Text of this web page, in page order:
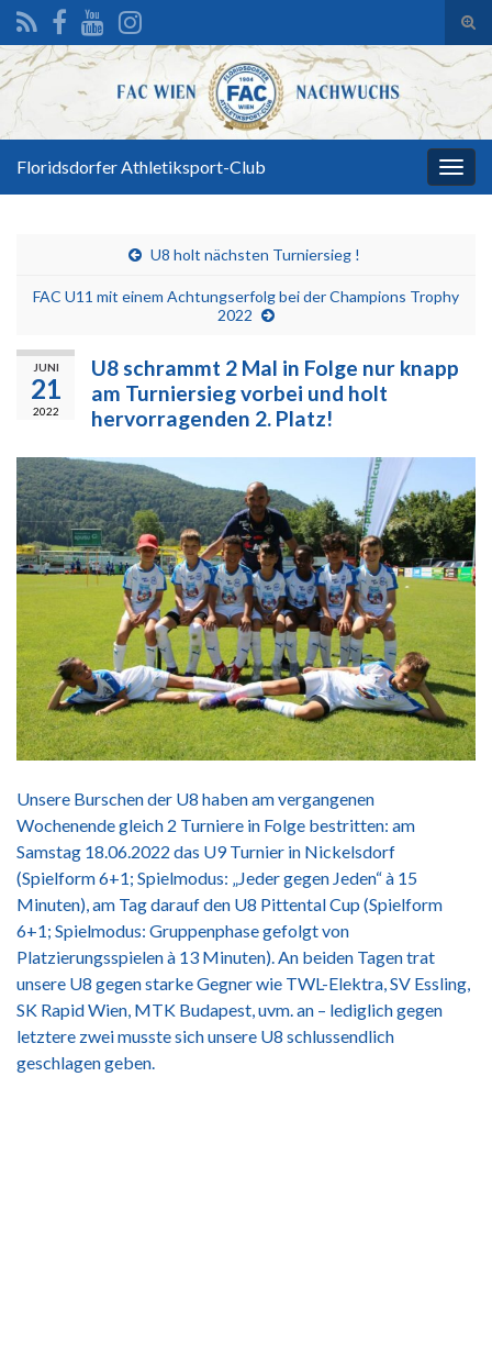
Search for:
Floridsdorfer Athletiksport-Club
U8 holt nächsten Turniersieg !
FAC U11 mit einem Achtungserfolg bei der Champions Trophy
2022
JUNI
21
2022
U8 schrammt 2 Mal in Folge nur knapp
am Turniersieg vorbei und holt
hervorragenden 2. Platz!
Unsere Burschen der U8 haben am vergangenen
Wochenende gleich 2 Turniere in Folge bestritten: am
Samstag 18.06.2022 das U9 Turnier in Nickelsdorf
(Spielform 6+1; Spielmodus: „Jeder gegen Jeden“ à 15
Minuten), am Tag darauf den U8 Pittental Cup (Spielform
6+1; Spielmodus: Gruppenphase gefolgt von
Platzierungsspielen à 13 Minuten). An beiden Tagen trat
unsere U8 gegen starke Gegner wie TWL-Elektra, SV Essling,
SK Rapid Wien, MTK Budapest, uvm. an – lediglich gegen
letztere zwei musste sich unsere U8 schlussendlich
geschlagen geben.